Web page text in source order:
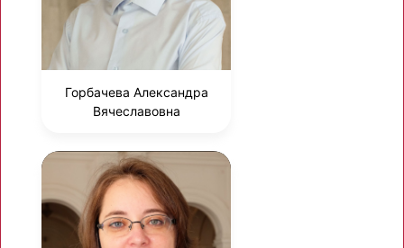
Горбачева Александра
Вячеславовна